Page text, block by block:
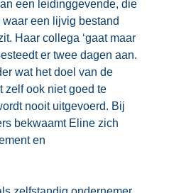
een leidinggevende, die
een lijvig bestand
Haar collega ‘gaat maar
er twee dagen aan.
wat het doel van de
zelf ook niet goed te
nooit uitgevoerd. Bij
bekwaamt Eline zich
en